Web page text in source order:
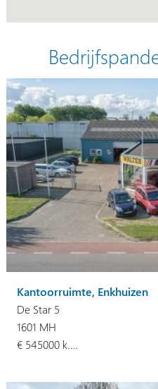
Kantoorruimte, Enkhuizen
De Star 5
1601 MH
€ 545000 k.…